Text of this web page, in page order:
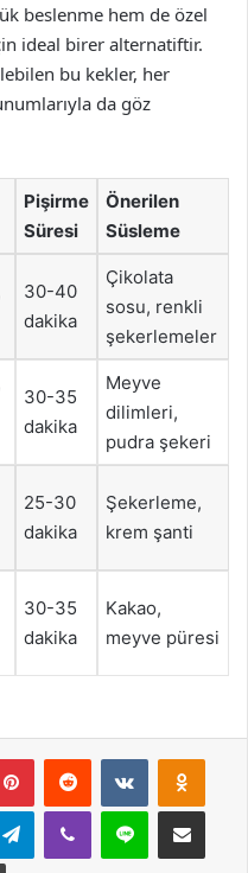
beslenme hem de özel
ideal birer alternatiftir.
bu kekler, her
da göz
Pişirme
Süresi
Önerilen
Süsleme
30-40
dakika
Çikolata
sosu, renkli
şekerlemeler
30-35
dakika
Meyve
dilimleri,
pudra şekeri
25-30
dakika
Şekerleme,
krem şanti
30-35
dakika
Kakao,
meyve püresi
PinterestReddit VKontakte
TelegramViber Line E-Posta ile
Yazdır